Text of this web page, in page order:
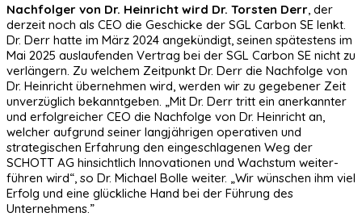
Nachfolger von Dr. Heinricht wird Dr. Torsten Derr , der
derzeit noch als CEO die Geschicke der SGL Carbon SE lenkt.
Dr. Derr hatte im März 2024 angekündigt, seinen spätestens im
Mai 2025 auslaufenden Vertrag bei der SGL Carbon SE nicht zu
verlängern. Zu welchem Zeitpunkt Dr. Derr die Nachfolge von
Dr. Heinricht übernehmen wird, werden wir zu gegebener Zeit
unverzüglich bekanntgeben. „Mit Dr. Derr tritt ein anerkannter
und erfolgreicher CEO die Nachfolge von Dr. Heinricht an,
welcher aufgrund seiner langjährigen operativen und
strategischen Erfahrung den eingeschlagenen Weg der
SCHOTT AG hinsichtlich Innovationen und Wachstum weiter­
führen wird“, so Dr. Michael Bolle weiter. „Wir wünschen ihm viel
Erfolg und eine glückliche Hand bei der Führung des
Unternehmens.”